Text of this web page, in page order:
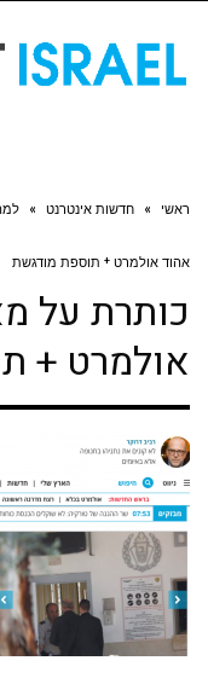
ראשי » חדשות אינטרנט »
אהוד אולמרט + תוספת מודגשת
כותרת על
אולמרט +